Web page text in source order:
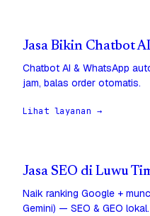
Jasa Bikin Chatbot
Chatbot AI & WhatsApp
jam, balas order otomatis.
Lihat layanan →
Jasa SEO di Luwu
Naik ranking Google +
Gemini) — SEO & GEO lokal.